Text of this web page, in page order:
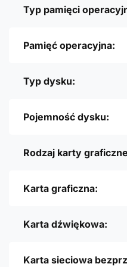
Typ pamięci
Pamięć operacyjna:
Typ dysku:
Pojemność dysku:
Rodzaj karty
Karta graficzna:
Karta dźwiękowa:
Karta sieciowa